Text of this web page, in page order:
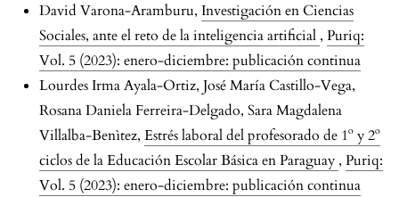
David Varona-Aramburu, Investigación en Ciencias
Sociales, ante el reto de la inteligencia artificial , Puriq:
Vol. 5 (2023): enero-diciembre: publicación continua
Lourdes Irma Ayala-Ortiz, José María Castillo-Vega,
Rosana Daniela Ferreira-Delgado, Sara Magdalena
Villalba-Benìtez, Estrés laboral del profesorado de 1º y 2º
ciclos de la Educación Escolar Básica en Paraguay , Puriq:
Vol. 5 (2023): enero-diciembre: publicación continua